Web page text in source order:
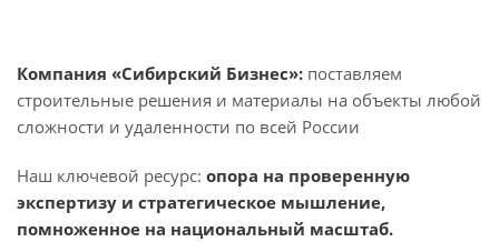
Компания «Сибирский Бизнес»: поставляем
строительные решения и материалы на объекты любой
сложности и удаленности по всей России
Наш ключевой ресурс: опора на проверенную
экспертизу и стратегическое мышление,
помноженное на национальный масштаб.